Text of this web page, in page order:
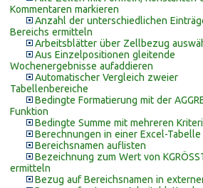
Kommentaren markieren
Anzahl der unterschiedlichen
Bereichs ermitteln
Arbeitsblätter über Zellbezug
Aus Einzelpositionen gleitende
Wochenergebnisse aufaddieren
Automatischer Vergleich zweier
Tabellenbereiche
Bedingte Formatierung mit der
Funktion
Bedingte Summe mit mehreren
Berechnungen in einer Excel-Tabelle
Bereichsnamen auflisten
Bezeichnung zum Wert von
ermitteln
Bezug auf Bereichsnamen in